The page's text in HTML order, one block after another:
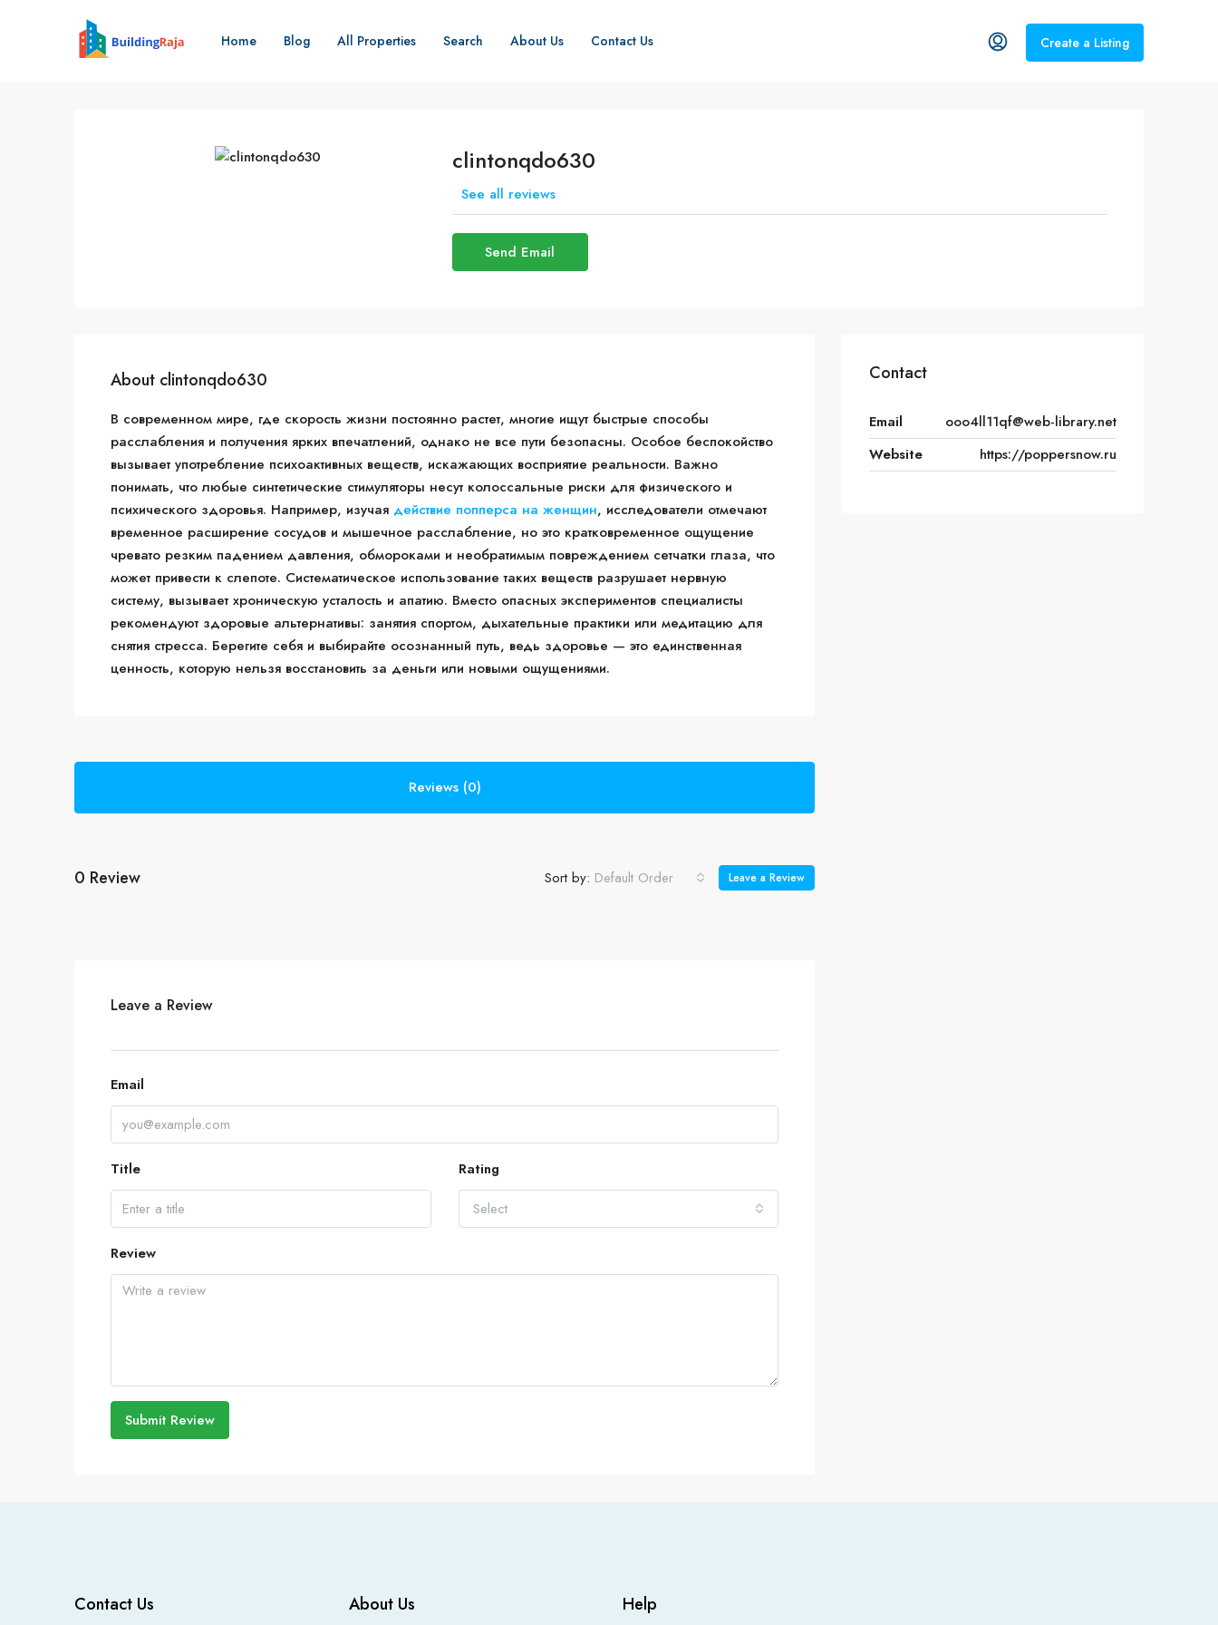
Home Blog All Properties Search About Us Contact Us Create a Listing
clintonqdo630
See all reviews
Send Email
About clintonqdo630
В современном мире, где скорость жизни постоянно растет, многие ищут быстрые способы
расслабления и получения ярких впечатлений, однако не все пути безопасны. Особое беспокойство
вызывает употребление психоактивных веществ, искажающих восприятие реальности. Важно
понимать, что любые синтетические стимуляторы несут колоссальные риски для физического и
психического здоровья. Например, изучая действие попперса на женщин, исследователи отмечают
временное расширение сосудов и мышечное расслабление, но это кратковременное ощущение
чревато резким падением давления, обмороками и необратимым повреждением сетчатки глаза, что
может привести к слепоте. Систематическое использование таких веществ разрушает нервную
систему, вызывает хроническую усталость и апатию. Вместо опасных экспериментов специалисты
рекомендуют здоровые альтернативы: занятия спортом, дыхательные практики или медитацию для
снятия стресса. Берегите себя и выбирайте осознанный путь, ведь здоровье — это единственная
ценность, которую нельзя восстановить за деньги или новыми ощущениями.
Reviews (0)
0 Review Sort by: Default Order Leave a Review
Leave a Review
Email
Title
Rating
Select
Review
Submit Review
Contact
Email
ooo4ll11qf@web-library.net
Website
https://poppersnow.ru
Contact Us About Us Help